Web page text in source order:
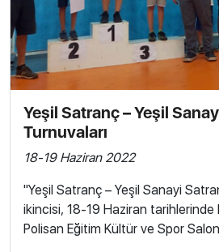
Yeşil Satranç – Yeşil
Turnuvaları
18-19 Haziran 2022
"Yeşil Satranç – Yeşil Sanayi
ikincisi, 18-19 Haziran tarihlerinde
Polisan Eğitim Kültür ve Spor